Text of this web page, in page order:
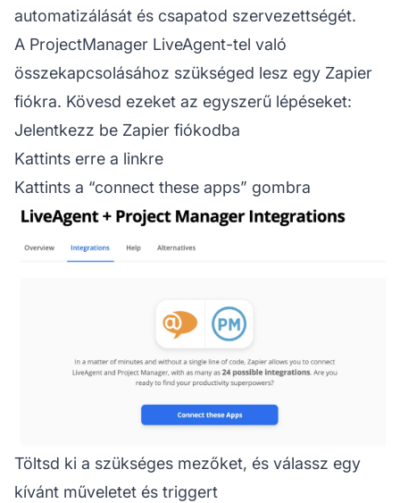
automatizálását és csapatod szervezettségét.
A ProjectManager LiveAgent-tel való
összekapcsolásához szükséged lesz egy Zapier
fiókra. Kövesd ezeket az egyszerű lépéseket:
Jelentkezz be Zapier fiókodba
Kattints erre a linkre
Kattints a “connect these apps” gombra
Töltsd ki a szükséges mezőket, és válassz egy
kívánt műveletet és triggert